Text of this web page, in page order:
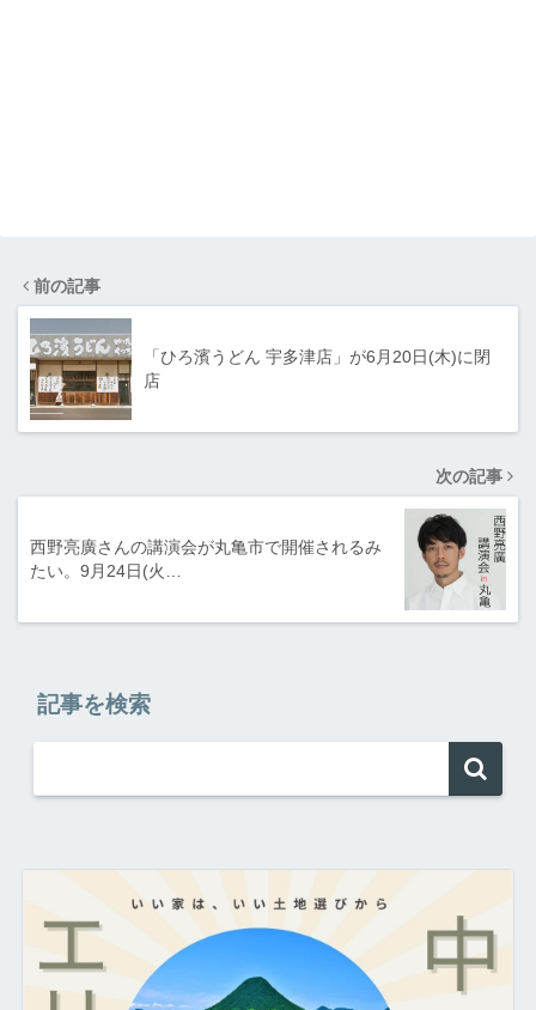
前の記事
「ひろ濱うどん 宇多津店」が6月20日(木)に閉
店
次の記事
西野亮廣さんの講演会が丸亀市で開催されるみ
たい。9月24日(火…
記事を検索